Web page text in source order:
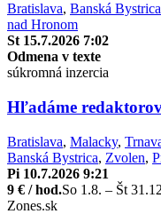
Bratislava, Banská Bystrica
nad Hronom
St 15.7.2026 7:02
Odmena v texte
súkromná inzercia
Hľadáme
Bratislava, Malacky,
Banská Bystrica, Zvolen,
Pi 10.7.2026 9:21
9 € / hod.So 1.8. – Št
Zones.sk